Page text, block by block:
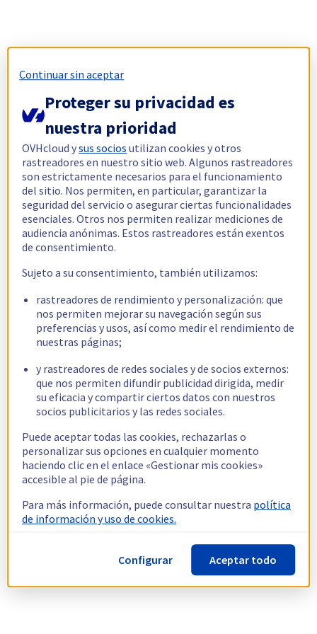
Continuar sin aceptar
Proteger su privacidad es
nuestra prioridad
OVHcloud ysus socios utilizan cookies y otros
rastreadores en nuestro sitio web. Algunos rastreadores
son estrictamente necesarios para el funcionamiento
del sitio. Nos permiten, en particular, garantizar la
seguridad del servicio o asegurar ciertas funcionalidades
esenciales. Otros nos permiten realizar mediciones de
audiencia anónimas. Estos rastreadores están exentos
de consentimiento.
Sujeto a su consentimiento, también utilizamos:
rastreadores de rendimiento y personalización: que
nos permiten mejorar su navegación según sus
preferencias y usos, así como medir el rendimiento de
nuestras páginas;
y rastreadores de redes sociales y de socios externos:
que nos permiten difundir publicidad dirigida, medir
su eficacia y compartir ciertos datos con nuestros
socios publicitarios y las redes sociales.
Puede aceptar todas las cookies, rechazarlas o
personalizar sus opciones en cualquier momento
haciendo clic en el enlace «Gestionar mis cookies»
accesible al pie de página.
Para más información, puede consultar nuestra política
de información y uso de cookies.
Configurar Aceptar todo